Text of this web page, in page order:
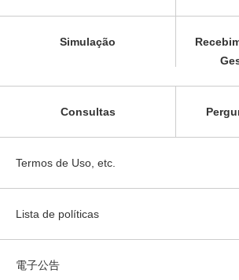
Simulação
Consultas
Termos de Uso, etc.
Lista de políticas
電子公告